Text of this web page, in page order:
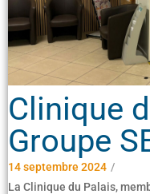
Clinique
Groupe
14 septembre 2024 /
La Clinique du Palais,